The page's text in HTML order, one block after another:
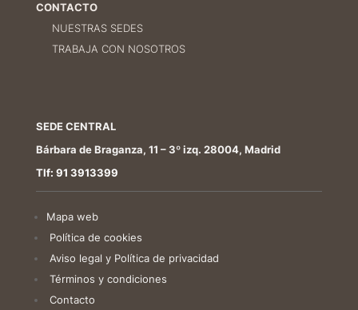
CONTACTO
NUESTRAS SEDES
TRABAJA CON NOSOTROS
SEDE CENTRAL
Bárbara de Braganza, 11 – 3º izq. 28004, Madrid
Tlf: 91 3913399
Mapa web
Política de cookies
Aviso legal y Política de privacidad
Términos y condiciones
Contacto